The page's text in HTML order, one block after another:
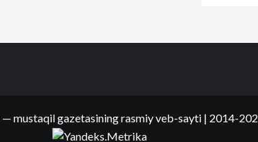
— mustaqil gazetasining rasmiy veb-sayti | 2014-